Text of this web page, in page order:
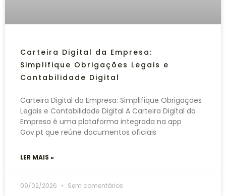
Carteira Digital da Empresa:
Simplifique Obrigações Legais e
Contabilidade Digital
Carteira Digital da Empresa: Simplifique Obrigações
Legais e Contabilidade Digital A Carteira Digital da
Empresa é uma plataforma integrada na app
Gov.pt que reúne documentos oficiais
LER MAIS »
09/02/2026 Sem comentários